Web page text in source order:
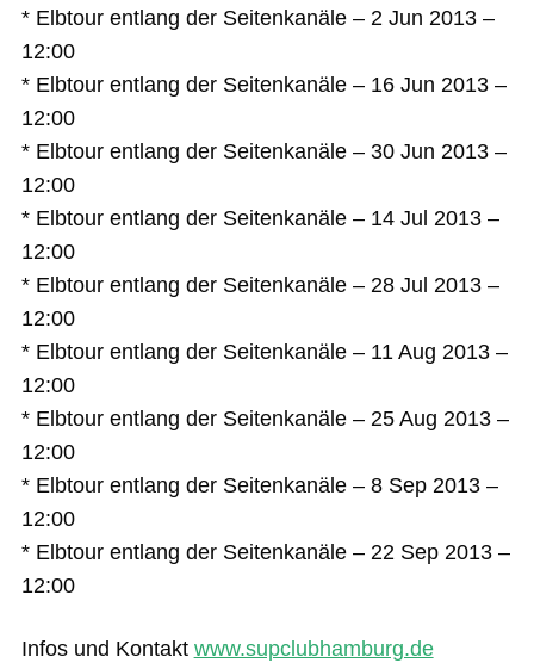
* Elbtour entlang der Seitenkanäle – 2 Jun 2013 –
12:00
* Elbtour entlang der Seitenkanäle – 16 Jun 2013 –
12:00
* Elbtour entlang der Seitenkanäle – 30 Jun 2013 –
12:00
* Elbtour entlang der Seitenkanäle – 14 Jul 2013 –
12:00
* Elbtour entlang der Seitenkanäle – 28 Jul 2013 –
12:00
* Elbtour entlang der Seitenkanäle – 11 Aug 2013 –
12:00
* Elbtour entlang der Seitenkanäle – 25 Aug 2013 –
12:00
* Elbtour entlang der Seitenkanäle – 8 Sep 2013 –
12:00
* Elbtour entlang der Seitenkanäle – 22 Sep 2013 –
12:00
Infos und Kontakt www.supclubhamburg.de